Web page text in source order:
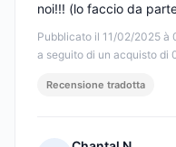
Pubblicato il 11/02/2025 à
a seguito di un acquisto di
noi!!! (lo faccio da
Recensione tradotta